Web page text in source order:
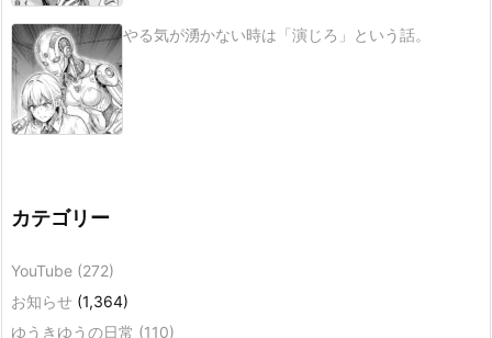
やる気が湧かない時は「演じろ」という話。
カテゴリー
YouTube (272)
お知らせ (1,364)
ゆうきゆうの日常 (110)